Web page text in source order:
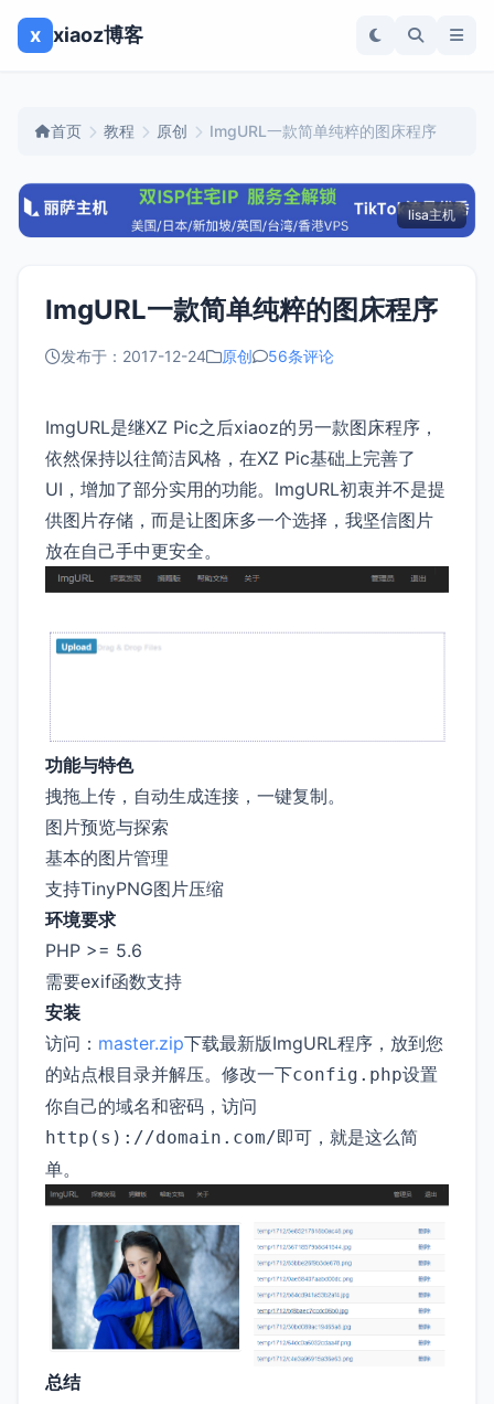
x xiaoz博客
首页 教程 原创 ImgURL一款简单纯粹的图床程序
lisa主机
ImgURL一款简单纯粹的图床程序
发布于：2017-12-24 原创 56条评论
ImgURL是继XZ Pic之后xiaoz的另一款图床程序，
依然保持以往简洁风格，在XZ Pic基础上完善了
UI，增加了部分实用的功能。ImgURL初衷并不是提
供图片存储，而是让图床多一个选择，我坚信图片
放在自己手中更安全。
功能与特色
拽拖上传，自动生成连接，一键复制。
图片预览与探索
基本的图片管理
支持TinyPNG图片压缩
环境要求
PHP >= 5.6
需要exif函数支持
安装
访问： master.zip下载最新版ImgURL程序，放到您
的站点根目录并解压。修改一下config.php设置
你自己的域名和密码，访问
http(s)://domain.com/即可，就是这么简
单。
总结